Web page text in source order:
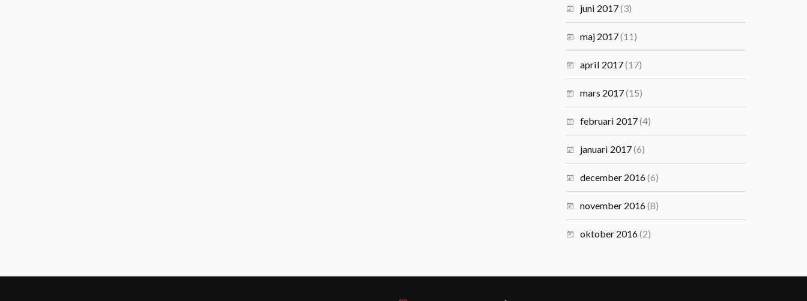
juni 2017(3)
maj 2017(11)
april 2017(17)
mars 2017(15)
februari 2017(4)
januari 2017(6)
december 2016(6)
november 2016(8)
oktober 2016(2)